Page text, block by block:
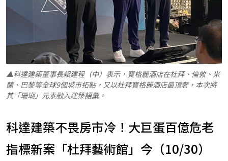
▲科達建築董事長賴建程（中）表示，寶格麗酒店在杜拜、倫敦、米
蘭、巴黎等全球9個城市拓點，又以杜拜寶格麗酒店最頂奢，本次將
其「珊瑚」元素融入建築語彙。
科達建築不畏房市冷！大巨蛋百億危老
指標新案「杜拜藝術館」今（10/30）